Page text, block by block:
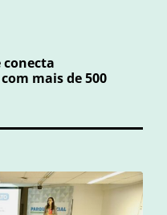
conecta
mais de 500